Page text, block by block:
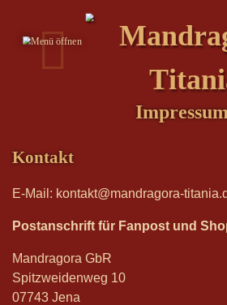
Kontakt
E-Mail: kontakt@mandragora-
Postanschrift für Fanpost und
Mandragora GbR
Spitzweidenweg 10
07743 Jena